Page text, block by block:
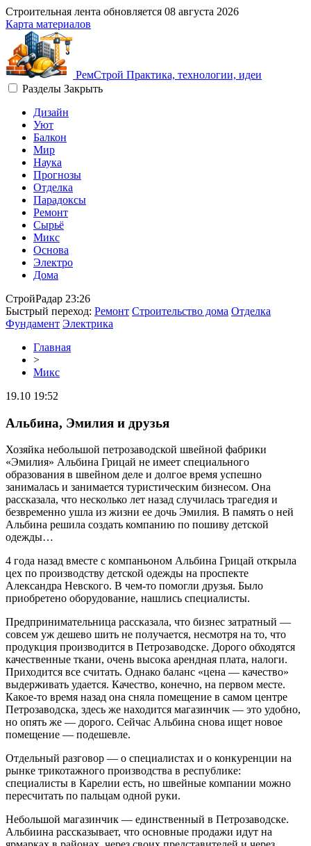
Строительная лента обновляется 08 августа 2026
Карта материалов
РемСтрой Практика, технологии, идеи
Разделы Закрыть
Дизайн
Уют
Балкон
Мир
Наука
Прогнозы
Отделка
Парадоксы
Ремонт
Сырьё
Микс
Основа
Электро
Дома
СтройРадар 23:26
Быстрый переход: Ремонт Строительство дома Отделка
Фундамент Электрика
Главная
>
Микс
19.10 19:52
Альбина, Эмилия и друзья
Хозяйка небольшой петрозаводской швейной фабрики
«Эмилия» Альбина Грицай не имеет специального
образования в швейном деле и долгое время успешно
занималась и занимается туристическим бизнесом. Она
рассказала, что несколько лет назад случилась трагедия и
безвременно ушла из жизни ее дочь Эмилия. В память о ней
Альбина решила создать компанию по пошиву детской
одежды…
4 года назад вместе с компаньоном Альбина Грицай открыла
цех по производству детской одежды на проспекте
Александра Невского. В чем-то помогли друзья. Было
приобретено оборудование, нашлись специалисты.
Предпринимательница рассказала, что бизнес затратный —
совсем уж дешево шить не получается, несмотря на то, что
продукция производится в Петрозаводске. Дорого обходятся
качественные ткани, очень высока арендная плата, налоги.
Приходится все считать. Однако баланс «цена — качество»
выдерживать удается. Качество, конечно, на первом месте.
Какое-то время назад она сняла помещение в самом центре
Петрозаводска, здесь же находится магазинчик — это удобно,
но опять же — дорого. Сейчас Альбина снова ищет новое
помещение — подешевле.
Отдельный разговор — о специалистах и о конкуренции на
рынке трикотажного производства в республике:
специалисты в Карелии есть, но швейные компании можно
пересчитать по пальцам одной руки.
Небольшой магазинчик — единственный в Петрозаводске.
Альбиина рассказывает, что основные продажи идут на